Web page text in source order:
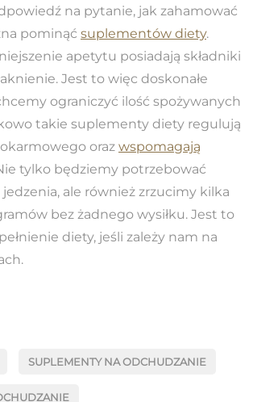
na pytanie, jak zahamować
pominąć suplementów diety.
apetytu posiadają składniki
Jest to więc doskonałe
ograniczyć ilość spożywanych
takie suplementy diety regulują
oraz wspomagają
tylko będziemy potrzebować
ale również zrzucimy kilka
bez żadnego wysiłku. Jest to
diety, jeśli zależy nam na
SUPLEMENTY NA ODCHUDZANIE